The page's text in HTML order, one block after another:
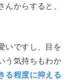
からすると、
いですし、目を
う気持ちもわか
る程度に抑える